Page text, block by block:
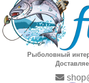
Рыболовный